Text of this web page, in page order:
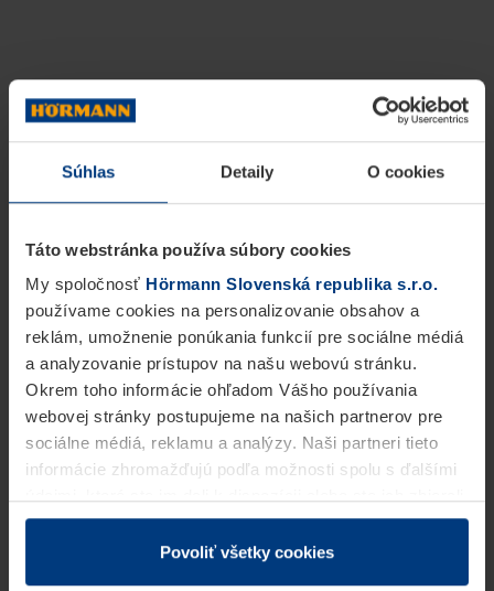
Súhlas Detaily O cookies
Táto webstránka používa súbory cookies
My spoločnosť Hörmann Slovenská republika s.r.o.
používame cookies na personalizovanie obsahov a
reklám, umožnenie ponúkania funkcií pre sociálne médiá
a analyzovanie prístupov na našu webovú stránku.
Okrem toho informácie ohľadom Vášho používania
webovej stránky postupujeme na našich partnerov pre
sociálne médiá, reklamu a analýzy. Naši partneri tieto
informácie zhromažďujú podľa možnosti spolu s ďalšími
v rámci Vášho využívania služieb.
Z právneho hľadiska môžeme cookies ukladať na Vašom
Povoliť všetky cookies